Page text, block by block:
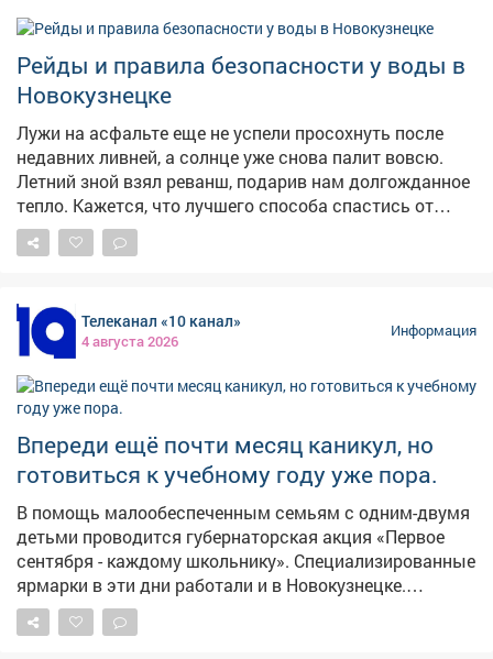
укрытиях на случай воздушной атаки. Также две
недели назад сообщалось , что минздраву Кузбасса,
департаменту по чрезвычайным ситуациям, главам
муниципальных образований и министерству
образования поручили срочно организовать обучение
граждан первой помощи.
Рейды и правила безопасности у воды в
Новокузнецке
Лужи на асфальте еще не успели просохнуть после
недавних ливней, а солнце уже снова палит вовсю.
Летний зной взял реванш, подарив нам долгожданное
тепло. Кажется, что лучшего способа спастись от
духоты, чем окунуться в прохладную воду Томи или
одного из городских карьеров, просто не найти.
повышенного риска 🌊 Безопасность на воде - наша
главная задача! 🛡️ Администрация города и Защита
населения и территории проводят масштабную
профилактическую работу, особенно с детьми и
молодёжью Итоги рейдов: 🔹Новоильинский:
проверены озера на пр. Авиаторов, в 24 квартале
(Березовая роща), пруд Моторный, берег реки Петрик и
фонтаны на площади защитников Донбасса.
🔹Заводской: осмотрены пляжи «Нептун», «Дельфин»
и озеро у трамвайного депо. 🔹Куйбышевский:
посещены озёра «Садопарковое 1» и «Садопарковое
2». 🔹Кузнецкий: проверены каскады озер СНТ
Кульяновка, «Медик», «Учитель», канал Кузнецкой
ТЭЦ, водоем СПК "Алюминщик-М" и река Томь.
🔹Орджоникидзевский: Байдаевские карьеры, пляж
Телеканал «10 канал»
4 августа 2026
Информация
Впереди ещё почти месяц каникул, но
готовиться к учебному году уже пора.
В помощь малообеспеченным семьям c одним-двумя
детьми проводится губернаторская акция «Первое
сентября - каждому школьнику». Специализированные
ярмарки в эти дни работали и в Новокузнецке.
#новости10канала